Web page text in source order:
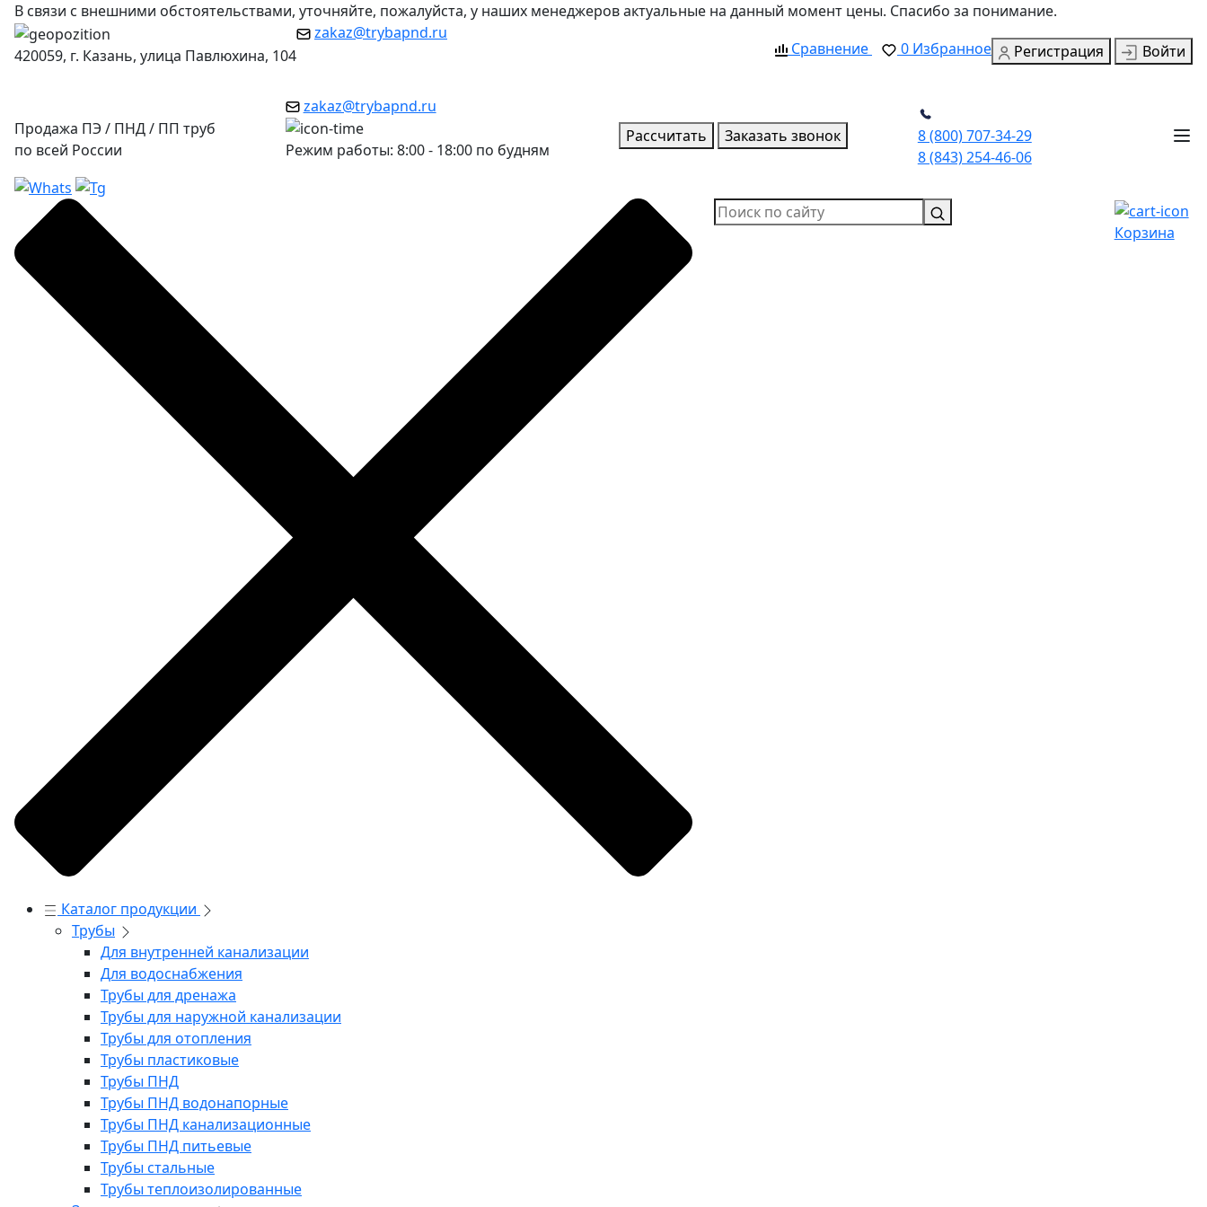
В связи с внешними обстоятельствами, уточняйте, пожалуйста, у наших менеджеров актуальные на данный момент цены. Спасибо за понимание.
420059, г. Казань, улица Павлюхина, 104
zakaz@trybapnd.ru
Сравнение
0 Избранное Регистрация Войти
Продажа ПЭ / ПНД / ПП труб
по всей России
zakaz@trybapnd.ru
Режим работы: 8:00 - 18:00 по будням
Рассчитать Заказать звонок
8 (800) 707-34-29
8 (843) 254-46-06
Каталог продукции
Трубы
Для внутренней канализации
Для водоснабжения
Трубы для дренажа
Трубы для наружной канализации
Трубы для отопления
Трубы пластиковые
Трубы ПНД
Трубы ПНД водонапорные
Трубы ПНД канализационные
Трубы ПНД питьевые
Трубы стальные
Трубы теплоизолированные
Корзина